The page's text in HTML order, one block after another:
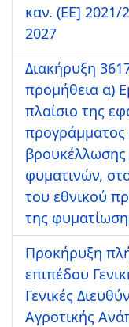
καν. (ΕΕ] 2021/
2027
Διακήρυξη
προμήθεια α)
πλαίσιο της
προγράμματος
φυματινών,
του εθνικού
της
Προκήρυξη
επιπέδου
Γενικές
Αγροτικής